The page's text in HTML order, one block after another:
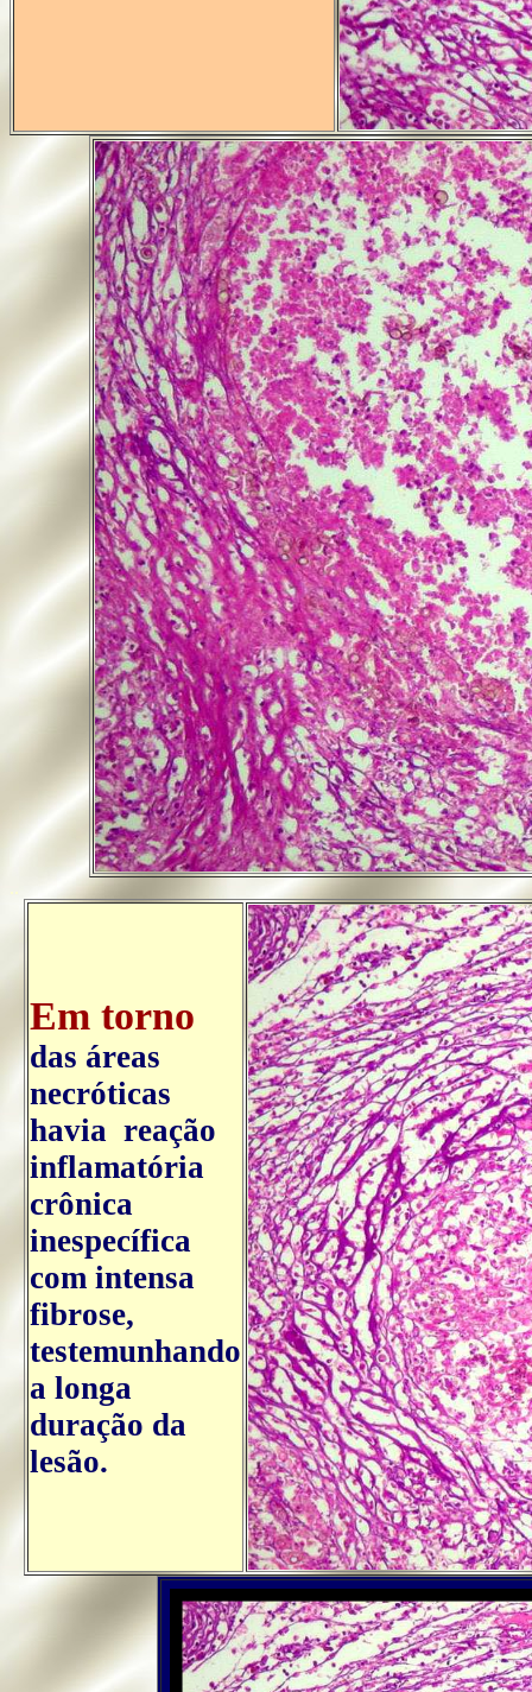
Em torno
das áreas
necróticas
havia reação
inflamatória
crônica
inespecífica
com intensa
fibrose,
testemunhando
a longa
duração da
lesão.